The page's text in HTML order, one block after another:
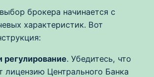
брокера начинается с
характеристик. Вот
регулирование. Убедитесь, что
лицензию Центрального Банка